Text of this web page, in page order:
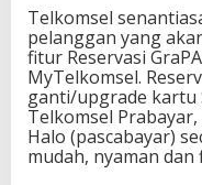
n
g
g
a
n
T
e
l
k
Telkomsel
pelanggan yang
fitur Reservasi
MyTelkomsel.
ganti/upgrade kartu
Telkomsel
Halo (pascabayar)
mudah, nyaman dan